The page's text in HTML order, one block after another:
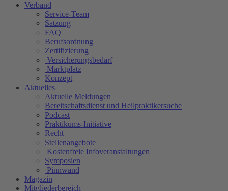
Verband
Service-Team
Satzung
FAQ
Berufsordnung
Zertifizierung
Versicherungsbedarf
Marktplatz
Konzept
Aktuelles
Aktuelle Meldungen
Bereitschaftsdienst und Heilpraktikersuche
Podcast
Praktikums-Initiative
Recht
Stellenangebote
Kostenfreie Infoveranstaltungen
Symposien
Pinnwand
Magazin
Mitgliederbereich